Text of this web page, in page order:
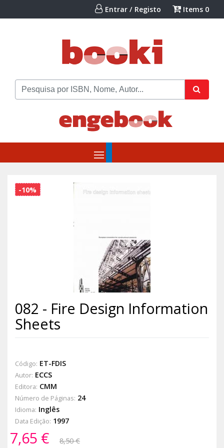
Entrar / Registo Items 0
-10%
082 - Fire Design Information
Sheets
Código: ET-FDIS
Autor: ECCS
Editora: CMM
Número de Páginas: 24
Idioma: Inglês
Data Edição: 1997
7,65 € 8,50 €